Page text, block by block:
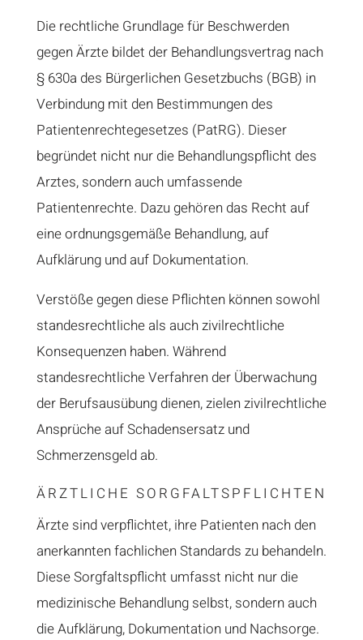
Die rechtliche Grundlage für Beschwerden
gegen Ärzte bildet der Behandlungsvertrag nach
§ 630a des Bürgerlichen Gesetzbuchs (BGB) in
Verbindung mit den Bestimmungen des
Patientenrechtegesetzes (PatRG). Dieser
begründet nicht nur die Behandlungspflicht des
Arztes, sondern auch umfassende
Patientenrechte. Dazu gehören das Recht auf
eine ordnungsgemäße Behandlung, auf
Aufklärung und auf Dokumentation.
Verstöße gegen diese Pflichten können sowohl
standesrechtliche als auch zivilrechtliche
Konsequenzen haben. Während
standesrechtliche Verfahren der Überwachung
der Berufsausübung dienen, zielen zivilrechtliche
Ansprüche auf Schadensersatz und
Schmerzensgeld ab.
ÄRZTLICHE SORGFALTSPFLICHTEN
Ärzte sind verpflichtet, ihre Patienten nach den
anerkannten fachlichen Standards zu behandeln.
Diese Sorgfaltspflicht umfasst nicht nur die
medizinische Behandlung selbst, sondern auch
die Aufklärung, Dokumentation und Nachsorge.